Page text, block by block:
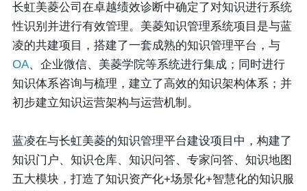
长虹美菱公司在卓越绩效诊断中确定了对知识进行系统
性识别并进行有效管理。美菱知识管理系统项目是与蓝
凌的共建项目，搭建了一套成熟的知识管理平台，与
OA、企业微信、美菱学院等系统进行集成；同时进行
知识体系咨询与梳理，建立了高效的知识架构体系；并
初步建立知识运营架构与运营机制。
蓝凌在与长虹美菱的知识管理平台建设项目中，构建了
知识门户、知识仓库、知识问答、专家问答、知识地图
五大模块，打造了知识资产化+场景化+智慧化的知识服